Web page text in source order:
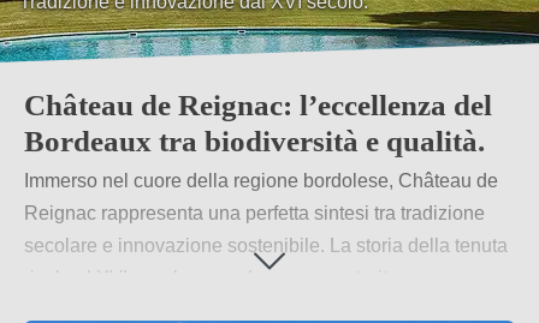
Château de Reignac: l’eccellenza del
Bordeaux tra biodiversità e qualità.
Immerso nel cuore della regione bordolese, Château de
Reignac rappresenta una perfetta sintesi tra tradizione
secolare e innovazione sostenibile. La storia della tenuta
risale al XVI secolo, quando venne costruita come casa